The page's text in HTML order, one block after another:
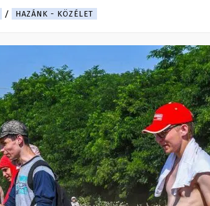
HAZÁNK - KÖZÉLET